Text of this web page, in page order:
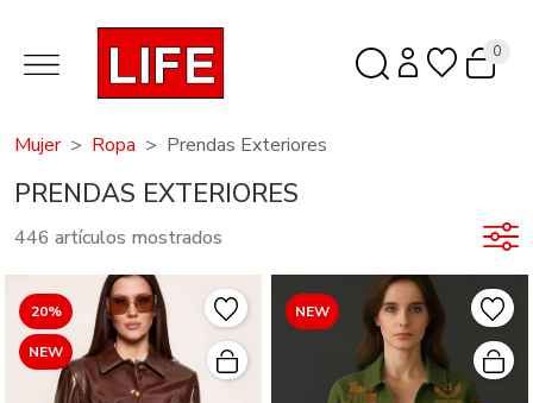
0
Mujer Ropa Prendas Exteriores
PRENDAS EXTERIORES
446 artículos mostrados
20%
NEW
NEW